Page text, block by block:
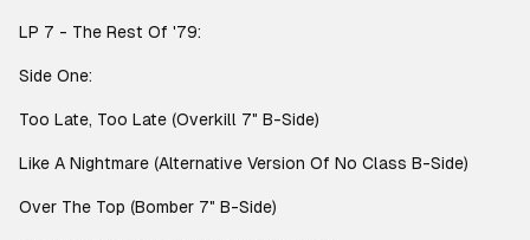
LP 7 - The Rest Of '79:
Side One:
Too Late, Too Late (Overkill 7" B-Side)
Like A Nightmare (Alternative Version Of No Class B-Side)
Over The Top (Bomber 7" B-Side)